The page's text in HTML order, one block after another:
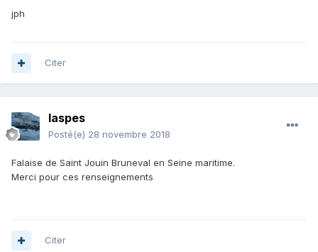
jph
Citer
laspes
Posté(e) 28 novembre 2018
Falaise de Saint Jouin Bruneval en Seine maritime.
Merci pour ces renseignements
Citer